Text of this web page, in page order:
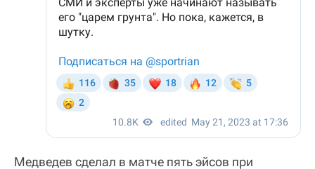
Медведев сделал в матче пять эйсов при